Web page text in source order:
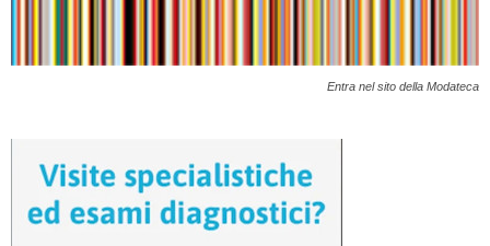
Entra nel sito della Modateca